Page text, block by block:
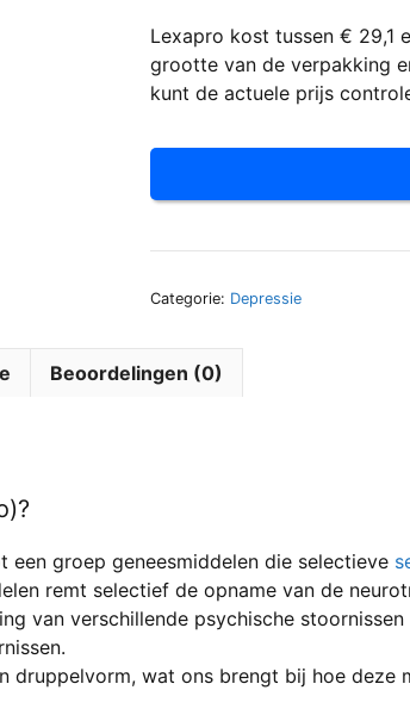
Lexapro kost tussen € 29,1
grootte van de verpakking
kunt de actuele prijs
Categorie: Depressie
Beoordelingen (0)
groep geneesmiddelen die selectieve
remt selectief de opname van de
van verschillende psychische stoornissen
druppelvorm, wat ons brengt bij hoe deze